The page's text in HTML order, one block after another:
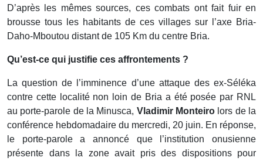
D’après les mêmes sources, ces combats ont fait fuir en
brousse tous les habitants de ces villages sur l’axe Bria-
Daho-Mboutou distant de 105 Km du centre Bria.
Qu’est-ce qui justifie ces affrontements ?
La question de l’imminence d’une attaque des ex-Séléka
contre cette localité non loin de Bria a été posée par RNL
au porte-parole de la Minusca, Vladimir Monteiro lors de la
conférence hebdomadaire du mercredi, 20 juin. En réponse,
le porte-parole a annoncé que l’institution onusienne
présente dans la zone avait pris des dispositions pour